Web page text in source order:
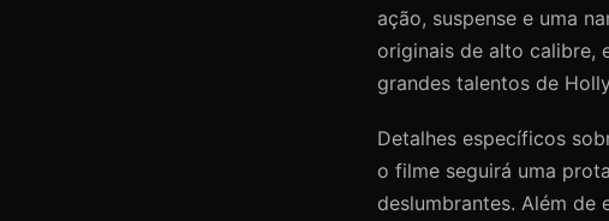
ação, suspense e uma
originais de alto calibre,
grandes talentos de
Detalhes específicos
o filme seguirá uma
deslumbrantes. Além de